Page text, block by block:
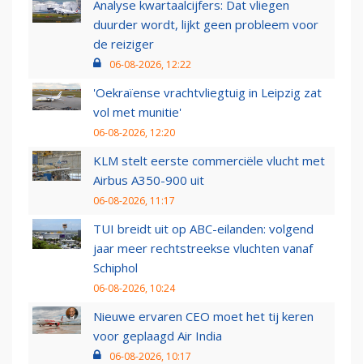
Analyse kwartaalcijfers: Dat vliegen
duurder wordt, lijkt geen probleem voor
de reiziger
06-08-2026, 12:22
'Oekraïense vrachtvliegtuig in Leipzig zat
vol met munitie'
06-08-2026, 12:20
KLM stelt eerste commerciële vlucht met
Airbus A350-900 uit
06-08-2026, 11:17
TUI breidt uit op ABC-eilanden: volgend
jaar meer rechtstreekse vluchten vanaf
Schiphol
06-08-2026, 10:24
Nieuwe ervaren CEO moet het tij keren
voor geplaagd Air India
06-08-2026, 10:17